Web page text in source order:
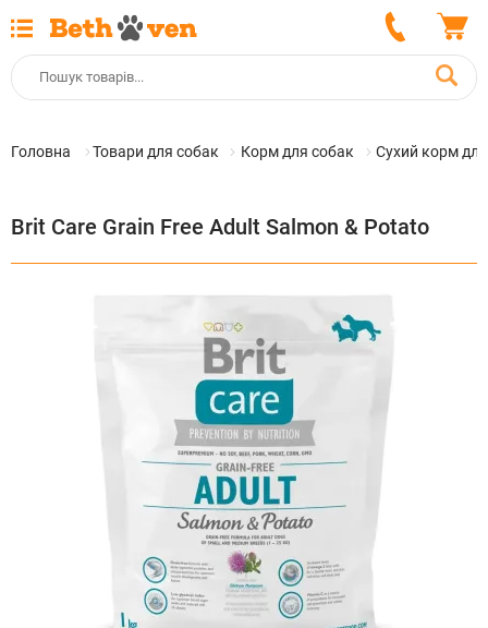
Головна Товари для собак Корм для собак Сухий корм
Brit Care Grain Free Adult Salmon & Potato